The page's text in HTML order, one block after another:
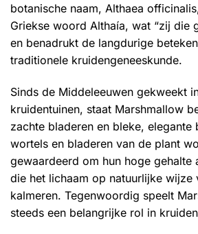
botanische naam, Althaea
Griekse woord Althaía, wat “zij die
en benadrukt de langdurige
traditionele kruidengeneeskunde.
Sinds de Middeleeuwen gekweekt
kruidentuinen, staat Marshmallow
zachte bladeren en bleke, elegante
wortels en bladeren van de plant
gewaardeerd om hun hoge gehalte
die het lichaam op natuurlijke wijze
kalmeren. Tegenwoordig speelt
steeds een belangrijke rol in